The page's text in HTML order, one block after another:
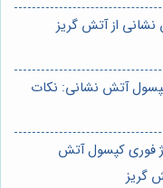
از آتش گریز
آتش نشانی: نکات
فوری کپسول آتش
گریز